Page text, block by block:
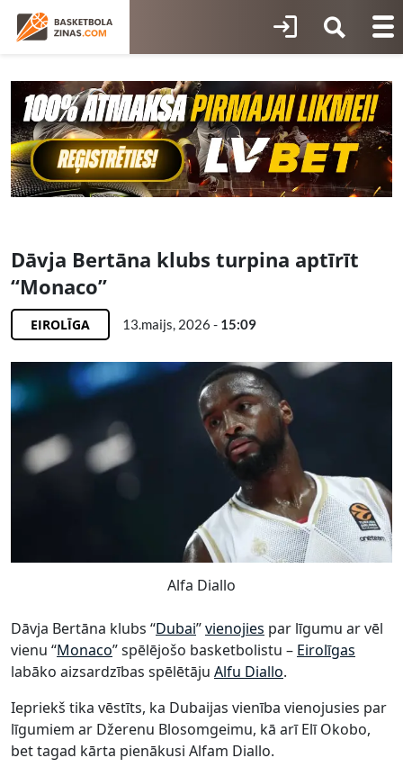
Dāvja Bertāna klubs turpina aptīrīt
“Monaco”
EIROLĪGA 13.maijs, 2026 - 15:09
Alfa Diallo
Dāvja Bertāna klubs “Dubai”vienojies par līgumu ar vēl
vienu “Monaco” spēlējošo basketbolistu – Eirolīgas
labāko aizsardzības spēlētāju Alfu Diallo.
Iepriekš tika vēstīts, ka Dubaijas vienība vienojusies par
līgumiem ar Džerenu Blosomgeimu, kā arī Elī Okobo,
bet tagad kārta pienākusi Alfam Diallo.